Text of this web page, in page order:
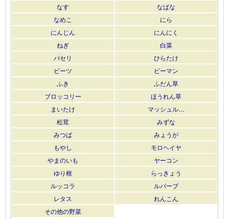
なす
なばな
なめこ
にら
にんじん
にんにく
ねぎ
白菜
パセリ
ひらたけ
ビーツ
ピーマン
ふき
ふだん草
ブロッコリー
ほうれん草
まいたけ
マッシュル…
松茸
みずな
みつば
みょうが
もやし
モロヘイヤ
やまのいも
ヤーコン
ゆり根
らっきょう
ルッコラ
ルバーブ
レタス
れんこん
その他の野菜